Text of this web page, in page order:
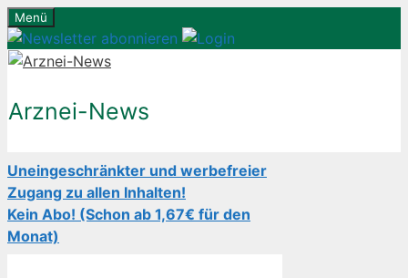
Zum
Inhalt
springen
Menü
Arznei-News
Uneingeschränkter und werbefreier
Zugang zu allen Inhalten!
Kein Abo! (Schon ab 1,67€ für den
Monat)